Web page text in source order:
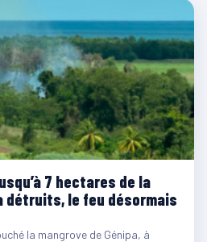
7 hectares de la
détruits, le feu désormais
la mangrove de Génipa, à